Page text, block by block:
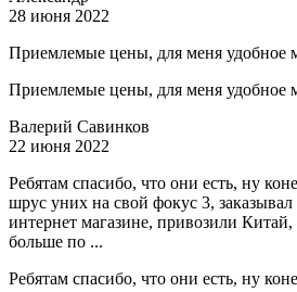
28 июня 2022
Приемлемые цены, для меня удобное
Приемлемые цены, для меня удобное
Валерий Савинков
22 июня 2022
Ребятам спасибо, что они есть, ну
шрус уних на свой фокус 3,
интернет магазине, привозили
больше по ...
Ребятам спасибо, что они есть, ну